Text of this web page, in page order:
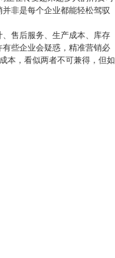
非是每个企业都能轻松驾驭
售后服务、生产成本、库存
些企业会疑惑，精准营销必
本，看似两者不可兼得，但如